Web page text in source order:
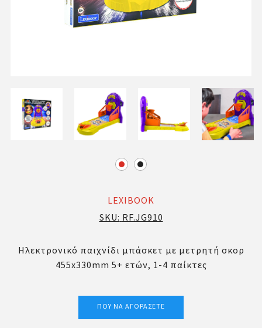
LEXIBOOK
SKU: RF.JG910
Ηλεκτρονικό παιχνίδι μπάσκετ με μετρητή σκορ
455x330mm 5+ ετών, 1-4 παίκτες
ΠΟΎ ΝΑ ΑΓΟΡΆΣΕΤΕ